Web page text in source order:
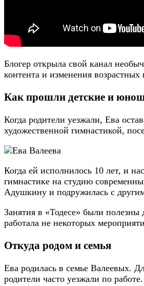
Блогер открыла свой канал
контента и изменения
Как прошли детские и
Когда родители уезжали, Ева
художественной гимнастикой,
Когда ей исполнилось 10 лет, и
гимнастике на студию
Адушкину и подружилась с
Занятия в «Тодесе» были полезны
работала не некоторых
Откуда родом и семья
Ева родилась в семье Валеевых.
родители часто уезжали по